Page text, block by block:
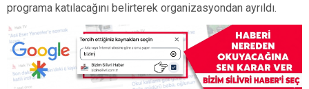
programa katılacağını belirterek organizasyondan ayrıldı.